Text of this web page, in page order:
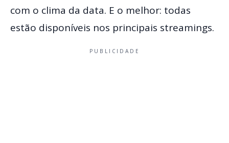
com o clima da data. E o melhor: todas
estão disponíveis nos principais streamings.
PUBLICIDADE